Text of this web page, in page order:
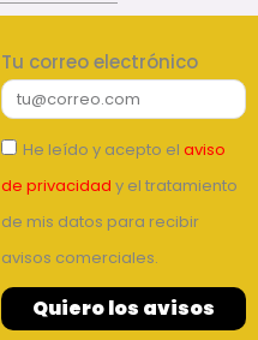
Tu correo electrónico
He leído y acepto el aviso
de privacidad y el tratamiento
de mis datos para recibir
avisos comerciales.
Quiero los avisos